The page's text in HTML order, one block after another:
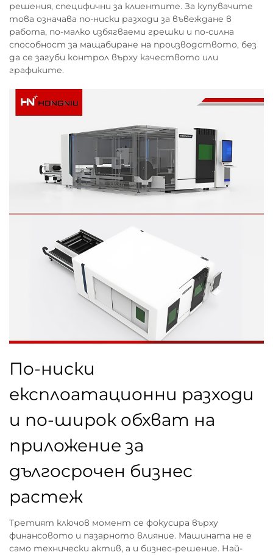
решения, специфични за клиентите. За купувачите
това означава по-ниски разходи за въвеждане в
работа, по-малко избягваеми грешки и по-силна
способност за мащабиране на производството, без
да се загуби контрол върху качеството или
графиките.
По-ниски
експлоатационни разходи
и по-широк обхват на
приложение за
дългосрочен бизнес
растеж
Третият ключов момент се фокусира върху
финансовото и пазарното влияние. Машината не е
само технически актив, а и бизнес-решение. Най-